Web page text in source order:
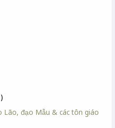
Lão, đạo Mẫu & các tôn giáo